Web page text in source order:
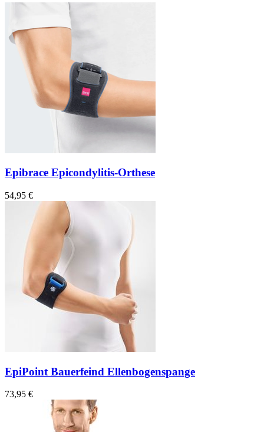
Epibrace Epicondylitis-Orthese
54,95 €
EpiPoint Bauerfeind Ellenbogenspange
73,95 €